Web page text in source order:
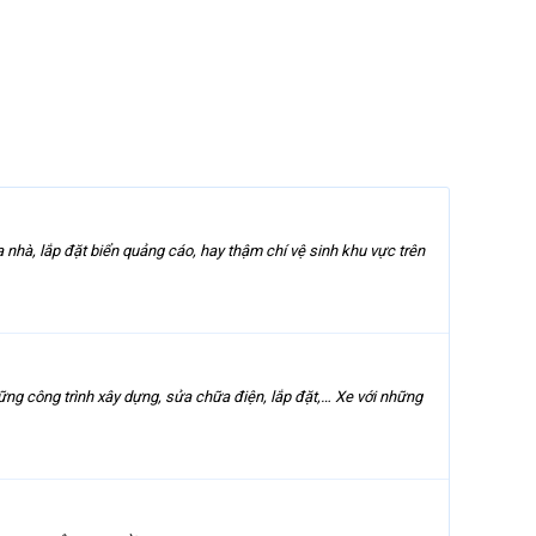
lắp đặt biển quảng cáo, hay thậm chí vệ sinh khu vực trên
công trình xây dựng, sửa chữa điện, lắp đặt,… Xe với những